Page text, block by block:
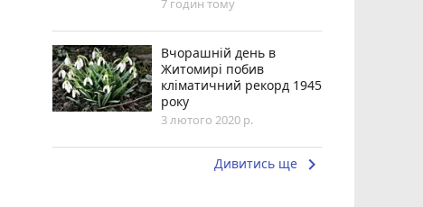
7 годин тому
Вчорашній день в
Житомирі побив
кліматичний рекорд 1945
року
3 лютого 2020 р.
Дивитись ще keyboard_arrow_right